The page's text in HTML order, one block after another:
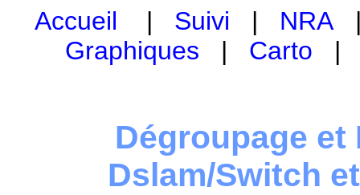
Accueil | Suivi | NRA
Graphiques | Carto
Dégroupage et
Dslam/Switch